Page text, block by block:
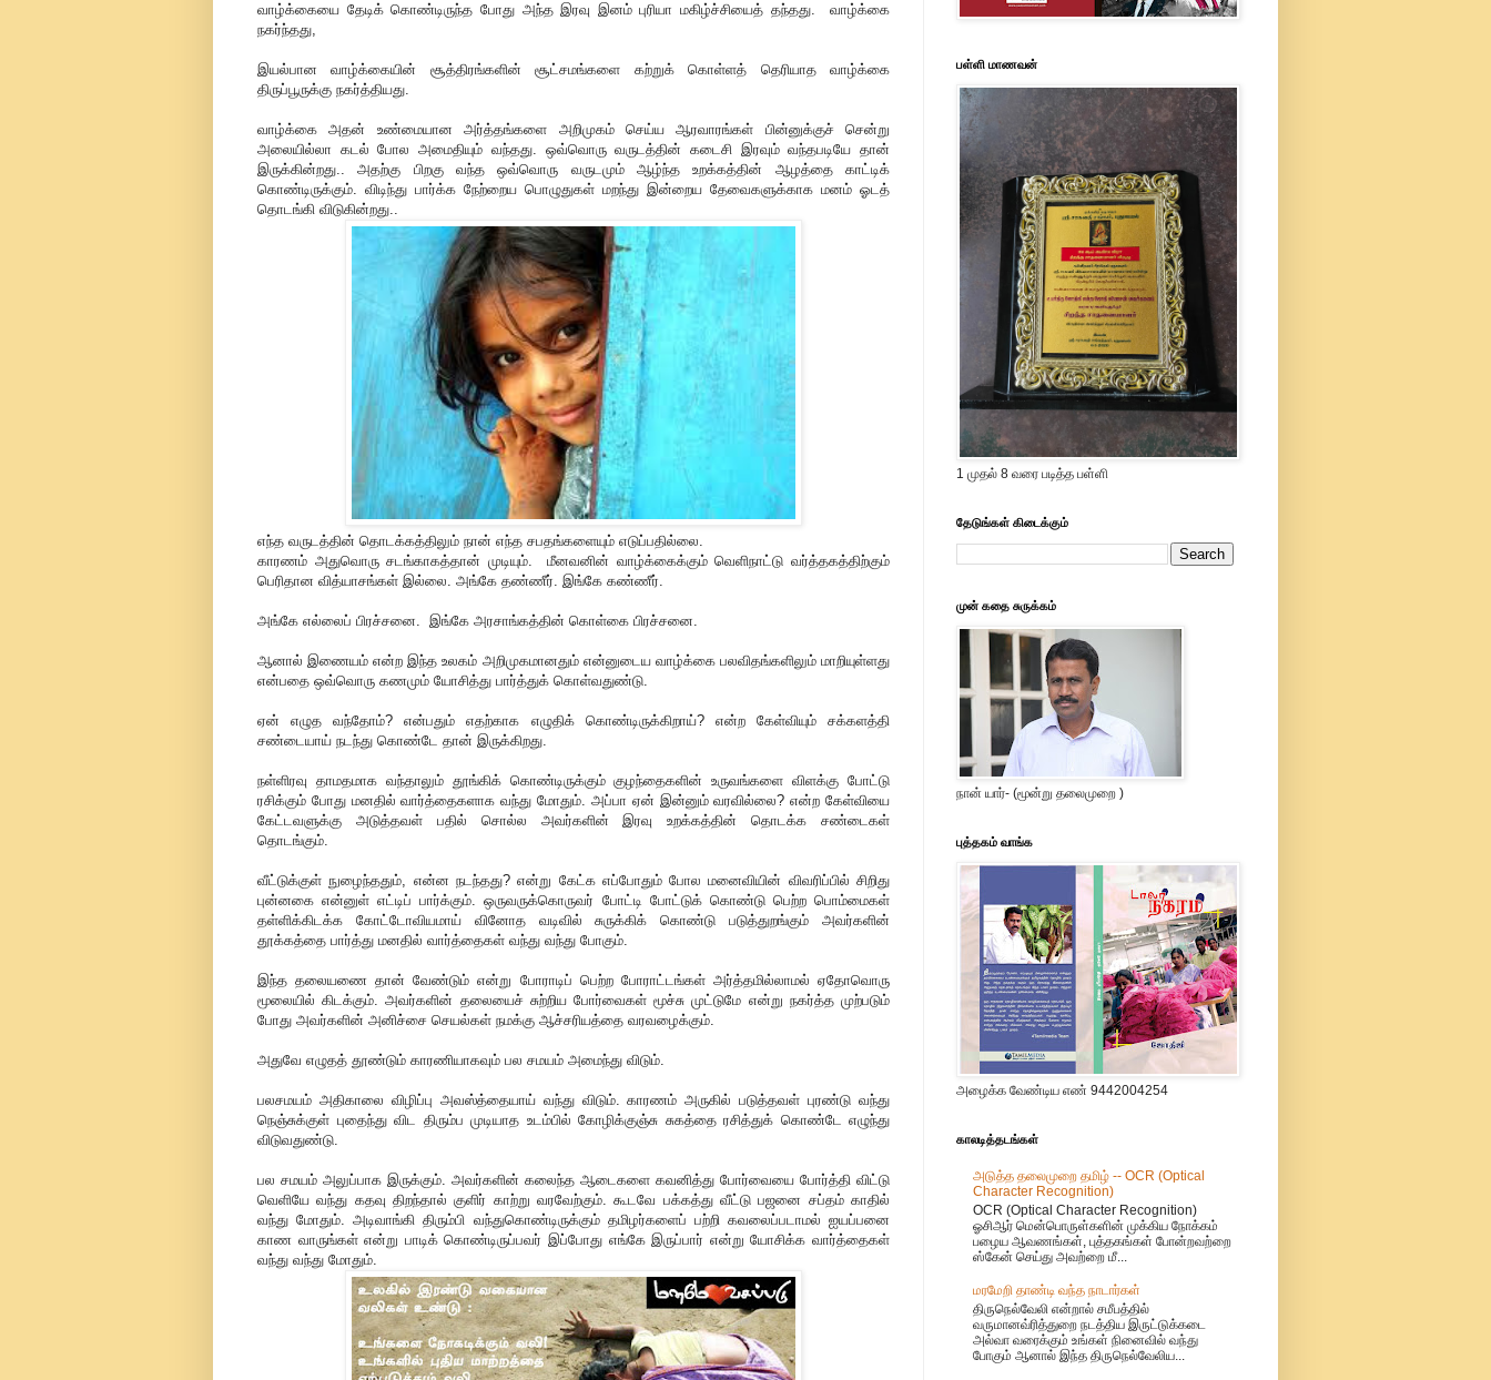
வாழ்க்கையை தேடிக் கொண்டிருந்த போது அந்த இரவு இனம் புரியா மகிழ்ச்சியைத் தந்தது. வாழ்க்கை
நகர்ந்தது,
இயல்பான வாழ்க்கையின் சூத்திரங்களின் சூட்சமங்களை கற்றுக் கொள்ளத் தெரியாத வாழ்க்கை
திருப்பூருக்கு நகர்த்தியது.
வாழ்க்கை அதன் உண்மையான அர்த்தங்களை அறிமுகம் செய்ய ஆரவாரங்கள் பின்னுக்குச் சென்று
அலையில்லா கடல் போல அமைதியும் வந்தது. ஒவ்வொரு வருடத்தின் கடைசி இரவும் வந்தபடியே தான்
இருக்கின்றது.. அதற்கு பிறகு வந்த ஒவ்வொரு வருடமும் ஆழ்ந்த உறக்கத்தின் ஆழத்தை காட்டிக்
கொண்டிருக்கும். விடிந்து பார்க்க நேற்றைய பொழுதுகள் மறந்து இன்றைய தேவைகளுக்காக மனம் ஓடத்
தொடங்கி விடுகின்றது..
எந்த வருடத்தின் தொடக்கத்திலும் நான் எந்த சபதங்களையும் எடுப்பதில்லை.
காரணம் அதுவொரு சடங்காகத்தான் முடியும். மீனவனின் வாழ்க்கைக்கும் வெளிநாட்டு வர்த்தகத்திற்கும்
பெரிதான வித்யாசங்கள் இல்லை. அங்கே தண்ணீர். இங்கே கண்ணீர்.
அங்கே எல்லைப் பிரச்சனை. இங்கே அரசாங்கத்தின் கொள்கை பிரச்சனை.
ஆனால் இணையம் என்ற இந்த உலகம் அறிமுகமானதும் என்னுடைய வாழ்க்கை பலவிதங்களிலும் மாறியுள்ளது
என்பதை ஒவ்வொரு கணமும் யோசித்து பார்த்துக் கொள்வதுண்டு.
ஏன் எழுத வந்தோம்? என்பதும் எதற்காக எழுதிக் கொண்டிருக்கிறாய்? என்ற கேள்வியும் சக்களத்தி
சண்டையாய் நடந்து கொண்டே தான் இருக்கிறது.
நள்ளிரவு தாமதமாக வந்தாலும் தூங்கிக் கொண்டிருக்கும் குழந்தைகளின் உருவங்களை விளக்கு போட்டு
ரசிக்கும் போது மனதில் வார்த்தைகளாக வந்து மோதும். அப்பா ஏன் இன்னும் வரவில்லை? என்ற கேள்வியை
கேட்டவளுக்கு அடுத்தவள் பதில் சொல்ல அவர்களின் இரவு உறக்கத்தின் தொடக்க சண்டைகள்
தொடங்கும்.
வீட்டுக்குள் நுழைந்ததும், என்ன நடந்தது? என்று கேட்க எப்போதும் போல மனைவியின் விவரிப்பில் சிறிது
புன்னகை என்னுள் எட்டிப் பார்க்கும். ஒருவருக்கொருவர் போட்டி போட்டுக் கொண்டு பெற்ற பொம்மைகள்
தள்ளிக்கிடக்க கோட்டோவியமாய் வினோத வடிவில் சுருக்கிக் கொண்டு படுத்துறங்கும் அவர்களின்
தூக்கத்தை பார்த்து மனதில் வார்த்தைகள் வந்து வந்து போகும்.
இந்த தலையணை தான் வேண்டும் என்று போராடிப் பெற்ற போராட்டங்கள் அர்த்தமில்லாமல் ஏதோவொரு
மூலையில் கிடக்கும். அவர்களின் தலையைச் சுற்றிய போர்வைகள் மூச்சு முட்டுமே என்று நகர்த்த முற்படும்
போது அவர்களின் அனிச்சை செயல்கள் நமக்கு ஆச்சரியத்தை வரவழைக்கும்.
அதுவே எழுதத் தூண்டும் காரணியாகவும் பல சமயம் அமைந்து விடும்.
பலசமயம் அதிகாலை விழிப்பு அவஸ்த்தையாய் வந்து விடும். காரணம் அருகில் படுத்தவள் புரண்டு வந்து
நெஞ்சுக்குள் புதைந்து விட திரும்ப முடியாத உடம்பில் கோழிக்குஞ்சு சுகத்தை ரசித்துக் கொண்டே எழுந்து
விடுவதுண்டு.
பல சமயம் அலுப்பாக இருக்கும். அவர்களின் கலைந்த ஆடைகளை கவனித்து போர்வையை போர்த்தி விட்டு
வெளியே வந்து கதவு திறந்தால் குளிர் காற்று வரவேற்கும். கூடவே பக்கத்து வீட்டு பஜனை சப்தம் காதில்
வந்து மோதும். அடிவாங்கி திரும்பி வந்துகொண்டிருக்கும் தமிழர்களைப் பற்றி கவலைப்படாமல் ஐயப்பனை
காண வாருங்கள் என்று பாடிக் கொண்டிருப்பவர் இப்போது எங்கே இருப்பார் என்று யோசிக்க வார்த்தைகள்
வந்து வந்து மோதும்.
பள்ளி மாணவன்
1 முதல் 8 வரை படித்த பள்ளி
தேடுங்கள் கிடைக்கும்
முன் கதை சுருக்கம்
நான் யார்- (மூன்று தலைமுறை )
புத்தகம் வாங்க
அழைக்க வேண்டிய எண் 9442004254
காலடித்தடங்கள்
அடுத்த தலைமுறை தமிழ் -- OCR (Optical
Character Recognition)
OCR (Optical Character Recognition)
ஓசிஆர் மென்பொருள்களின் முக்கிய நோக்கம்
பழைய ஆவணங்கள், புத்தகங்கள் போன்றவற்றை
ஸ்கேன் செய்து அவற்றை மீ...
மரமேறி தாண்டி வந்த நாடார்கள்
திருநெல்வேலி என்றால் சமீபத்தில்
வருமானவ்ரித்துறை நடத்திய இருட்டுக்கடை
அல்வா வரைக்கும் உங்கள் நினைவில் வந்து
போகும் ஆனால் இந்த திருநெல்வேலிய...